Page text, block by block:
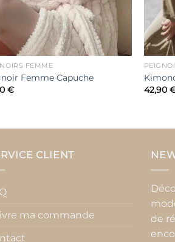
FEMME
Femme Capuche
€
42,90
CLIENT
ma commande
de